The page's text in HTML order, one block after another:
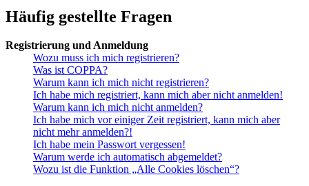
Häufig gestellte Fragen
Registrierung und Anmeldung
Wozu muss ich mich registrieren?
Was ist COPPA?
Warum kann ich mich nicht registrieren?
Ich habe mich registriert, kann mich aber nicht anmelden!
Warum kann ich mich nicht anmelden?
Ich habe mich vor einiger Zeit registriert, kann mich aber
nicht mehr anmelden?!
Ich habe mein Passwort vergessen!
Warum werde ich automatisch abgemeldet?
Wozu ist die Funktion „Alle Cookies löschen“?